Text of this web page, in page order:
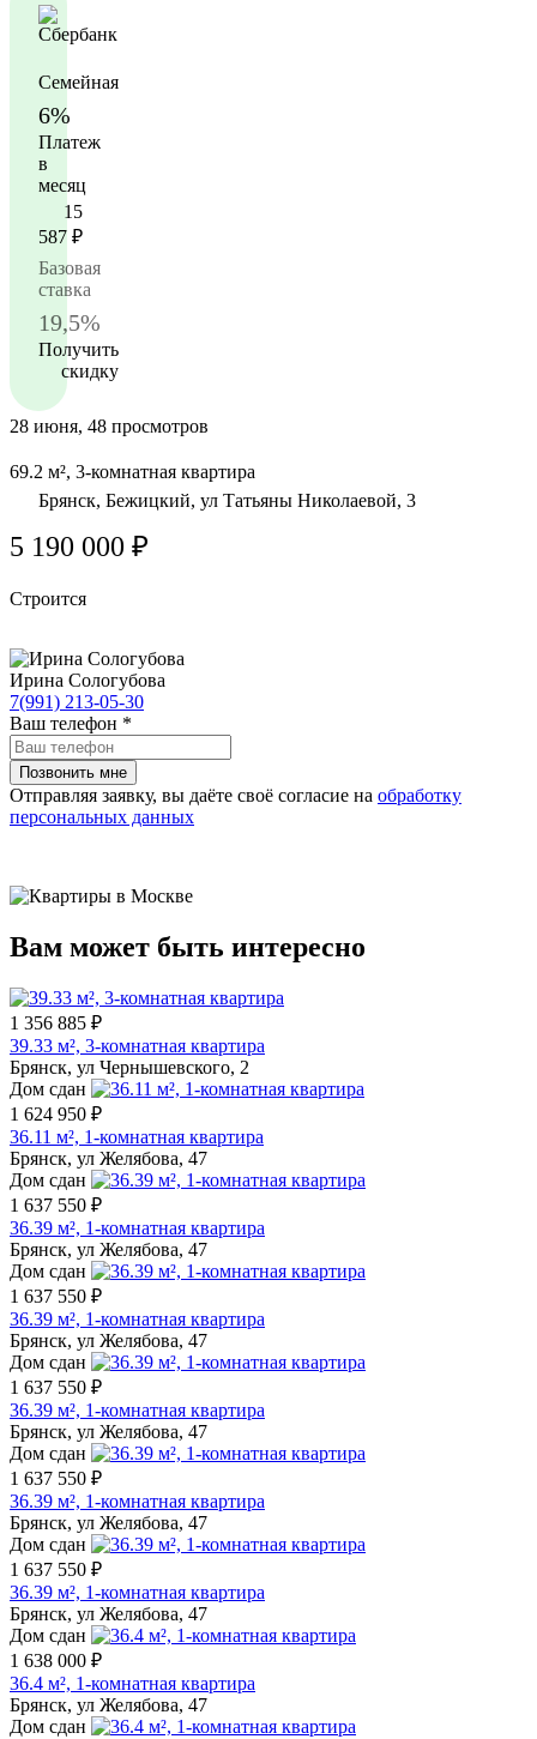
Семейная
6%
Платеж
в
месяц
15
587 ₽
Базовая
ставка
19,5%
Получить
скидку
28 июня, 48 просмотров
69.2 м², 3-комнатная квартира
Брянск, Бежицкий, ул Татьяны Николаевой, 3
5 190 000 ₽
Строится
Ирина Сологубова
7(991) 213-05-30
Ваш телефон *
Отправляя заявку, вы даёте своё согласие на обработку
персональных данных
Вам может быть интересно
1 356 885 ₽
39.33 м², 3-комнатная квартира
Брянск, ул Чернышевского, 2
Дом сдан
1 624 950 ₽
36.11 м², 1-комнатная квартира
Брянск, ул Желябова, 47
Дом сдан
1 637 550 ₽
36.39 м², 1-комнатная квартира
Брянск, ул Желябова, 47
Дом сдан
1 637 550 ₽
36.39 м², 1-комнатная квартира
Брянск, ул Желябова, 47
Дом сдан
1 637 550 ₽
36.39 м², 1-комнатная квартира
Брянск, ул Желябова, 47
Дом сдан
1 637 550 ₽
36.39 м², 1-комнатная квартира
Брянск, ул Желябова, 47
Дом сдан
1 637 550 ₽
36.39 м², 1-комнатная квартира
Брянск, ул Желябова, 47
Дом сдан
1 638 000 ₽
36.4 м², 1-комнатная квартира
Брянск, ул Желябова, 47
Дом сдан